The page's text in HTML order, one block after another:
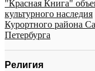
"Красная Книга"
культурного наследия
Курортного района
Петербурга
Религия